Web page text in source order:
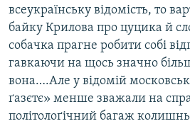
всеукраїнську відомість, то
байку Крилова про цуцика й
собачка прагне робити собі
гавкаючи на щось значно
вона….Але у відомій
ґазєтє» менше зважали на
політолоґічний багаж